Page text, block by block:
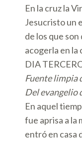
En la cruz la
Jesucristo un
de los que
acogerla en la
DIA
Fuente limpia
Del evangelio
En aquel
fue aprisa a la
entró en casa